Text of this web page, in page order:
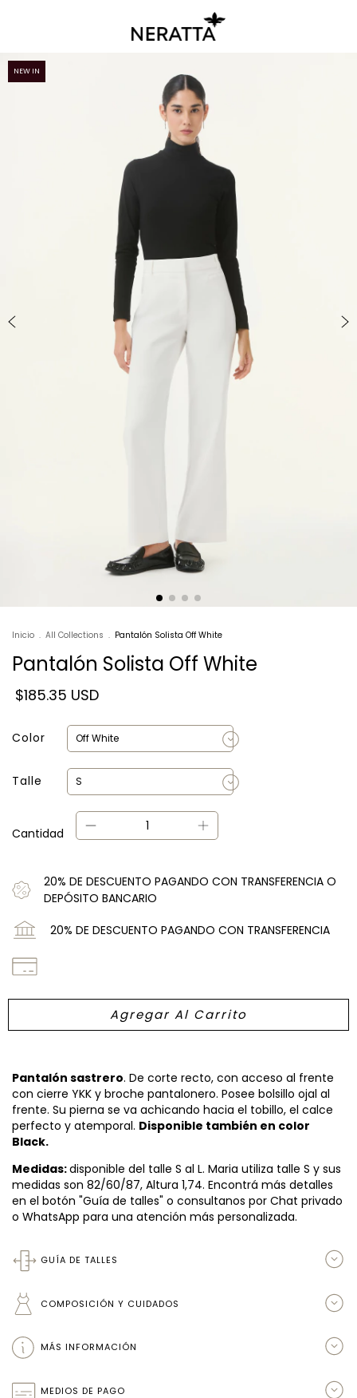
NEW IN
Inicio . All Collections . Pantalón Solista Off White
Pantalón Solista Off White
$185.35 USD
Color
Talle
Cantidad
20% DE DESCUENTO PAGANDO CON TRANSFERENCIA O
DEPÓSITO BANCARIO
20% DE DESCUENTO PAGANDO CON TRANSFERENCIA
Pantalón sastrero. De corte recto, con acceso al frente
con cierre YKK y broche pantalonero. Posee bolsillo ojal al
frente. Su pierna se va achicando hacia el tobillo, el calce
perfecto y atemporal. Disponible también en color
Black.
Medidas:disponible del talle S al L. Maria utiliza talle S y sus
medidas son 82/60/87, Altura 1,74. Encontrá más detalles
en el botón "Guía de talles" o consultanos por Chat privado
o WhatsApp para una atención más personalizada.
GUÍA DE TALLES
COMPOSICIÓN Y CUIDADOS
MÁS INFORMACIÓN
MEDIOS DE PAGO